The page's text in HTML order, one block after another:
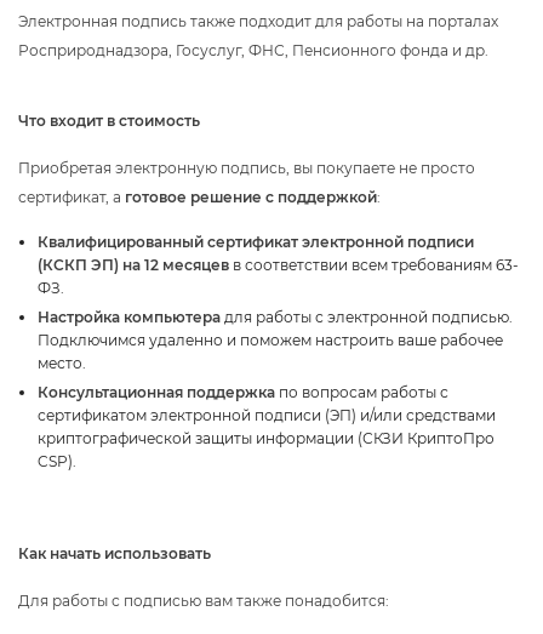
Электронная подпись также подходит для работы на порталах
Росприроднадзора, Госуслуг, ФНС, Пенсионного фонда и др.
Что входит в стоимость
Приобретая электронную подпись, вы покупаете не просто
сертификат, а отовое решение с поддержкой:
Квалифицированный сертификат электронной подписи
(КСКП ЭП) на 12 месяце соответствии всем требованиям 63-
ФЗ.
Настройка компьютера для работы с электронной подписью.
Подключимся удаленно и поможем настроить ваше рабочее
место.
Консультационная поддержка по вопросам работы с
сертификатом электронной подписи (ЭП) и/или средствами
криптографической защиты информации (СКЗИ КриптоПро
CSP).
Как начать использовать
Для работы с подписью вам также понадобится: